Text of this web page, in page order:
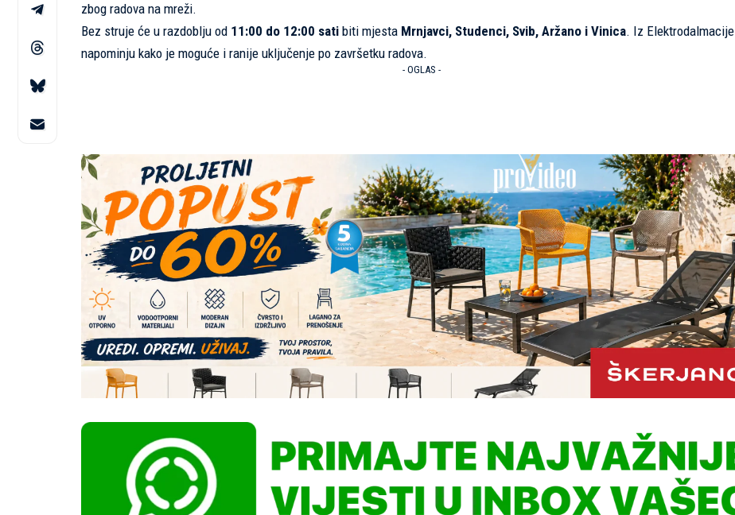
zbog radova na mreži.
Bez struje će u razdoblju od 11:00 do 12:00 sati biti mjesta Mrnjavci, Studenci, Svib, Aržano i Vinica. Iz Elektrodalmacije
napominju kako je moguće i ranije uključenje po završetku radova.
- OGLAS -